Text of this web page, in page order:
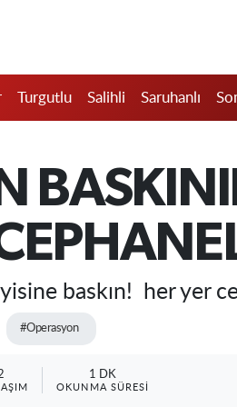
Turgutlu Salihli Saruhanlı
baskın! her yer
#Operasyon
1 DK
OKUNMA SÜRESI